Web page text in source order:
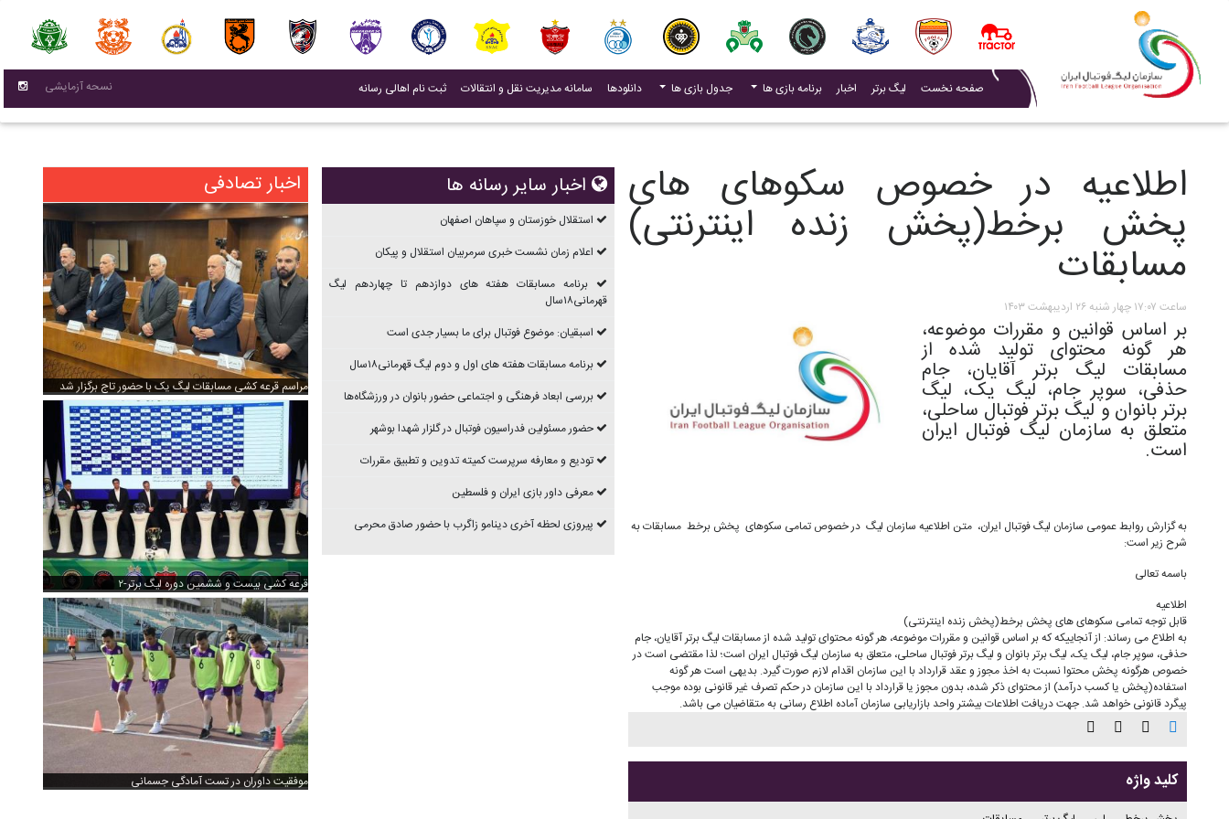
صفحه نخست لیگ برتر اخبار(current) برنامه بازی ها جدول بازی ها دانلودها سامانه مدیریت نقل و انتقالات
(current) ثبت نام اهالی رسانه
(current) نسحه آزمایشی
اطلاعیه در خصوص سکوهای های
پخش برخط(پخش زنده اینترنتی)
مسابقات
ساعت ۱۷:۰۷ چهار شنبه ۲۶ اردیبهشت ۱۴۰۳
بر اساس قوانین و مقررات موضوعه،
هر گونه محتوای تولید شده از
مسابقات لیگ برتر آقایان، جام
حذفی، سوپر جام، لیگ یک، لیگ
برتر بانوان و لیگ برتر فوتبال ساحلی،
متعلق به سازمان لیگ فوتبال ایران
است.
به گزارش روابط عمومی سازمان لیگ فوتبال ایران، متن اطلاعیه سازمان لیگ در خصوص تمامی سکوهای پخش برخط مسابقات به
شرح زیر است:
باسمه تعالی
اطلاعیه
قابل توجه تمامی سکوهای های پخش برخط(پخش زنده اینترنتی)
به اطلاع می رساند: از آنجاییکه که بر اساس قوانین و مقررات موضوعه، هر گونه محتوای تولید شده از مسابقات لیگ برتر آقایان، جام
حذفی، سوپر جام، لیگ یک، لیگ برتر بانوان و لیگ برتر فوتبال ساحلی، متعلق به سازمان لیگ فوتبال ایران است؛ لذا مقتضی است در
خصوص هرگونه پخش محتوا نسبت به اخذ مجوز و عقد قرارداد با این سازمان اقدام لازم صورت گیرد. بدیهی است هر گونه
استفاده(پخش یا کسب درآمد) از محتوای ذکر شده، بدون مجوز یا قرارداد با این سازمان در حکم تصرف غیر قانونی بوده موجب
پیگرد قانونی خواهد شد. جهت دریافت اطلاعات بیشتر واحد بازاریابی سازمان آماده اطلاع رسانی به متقاضیان می باشد.
کلید واژه
اخبار سایر رسانه ها
استقلال خوزستان و سپاهان اصفهان
اعلام زمان نشست خبری سرمربیان استقلال و پیکان
برنامه مسابقات هفته های دوازدهم تا چهاردهم ليگ
قهرمانی۱۸سال
اسبقیان: موضوع فوتبال برای ما بسیار جدی است
برنامه مسابقات هفته های اول و دوم ليگ قهرمانی۱۸سال
بررسی ابعاد فرهنگی و اجتماعی حضور بانوان در ورزشگاه‌ها
حضور مسئولین فدراسیون فوتبال در گلزار شهدا بوشهر
تودیع و معارفه سرپرست کمیته تدوین و تطبیق مقررات
معرفی داور بازی ایران و فلسطین
پیروزی لحظه آخری دینامو زاگرب با حضور صادق محرمی
اخبار تصادفی
مراسم قرعه کشی مسابقات لیگ یک با حضور تاج برگزار شد
قرعه کشی بیست و ششمین دوره لیگ برتر-۲
موفقیت داوران در تست آمادگی جسمانی